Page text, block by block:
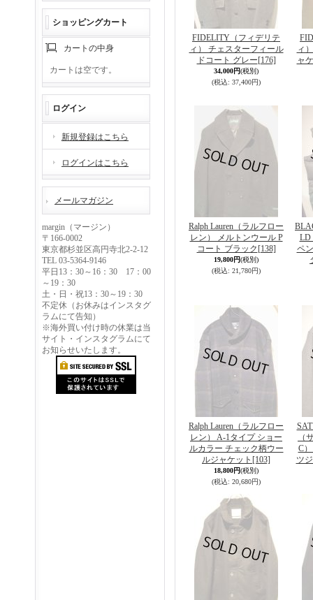
ショッピングカート
カートの中身
カートは空です。
ログイン
新規登録はこちら
ログインはこちら
メールマガジン
margin（マージン）
〒166-0002
東京都杉並区高円寺北2-2-12
TEL 03-5364-9146
平日13：30～16：30 17：00
～19：30
土・日・祝13：30～19：30
不定休（お休みはインスタグ
ラムにて告知）
※海外買い付け時の休業は当
サイト・インスタグラムにて
お知らせいたします。
FIDELITY（フィデリテ
ィ） チェスターフィール
ドコート グレー[176]
34,000円(税別)
(税込: 37,400円)
ィ
ャ
Ralph Lauren（ラルフロー
レン） メルトンウール P
コート ブラック [138]
19,800円(税別)
(税込: 21,780円)
LD
ペ
Ralph Lauren（ラルフロー
レン） A-1タイプ ショー
ルカラー チェック柄ウー
ルジャケット [103]
18,800円(税別)
(税込: 20,680円)
（
C
ツ